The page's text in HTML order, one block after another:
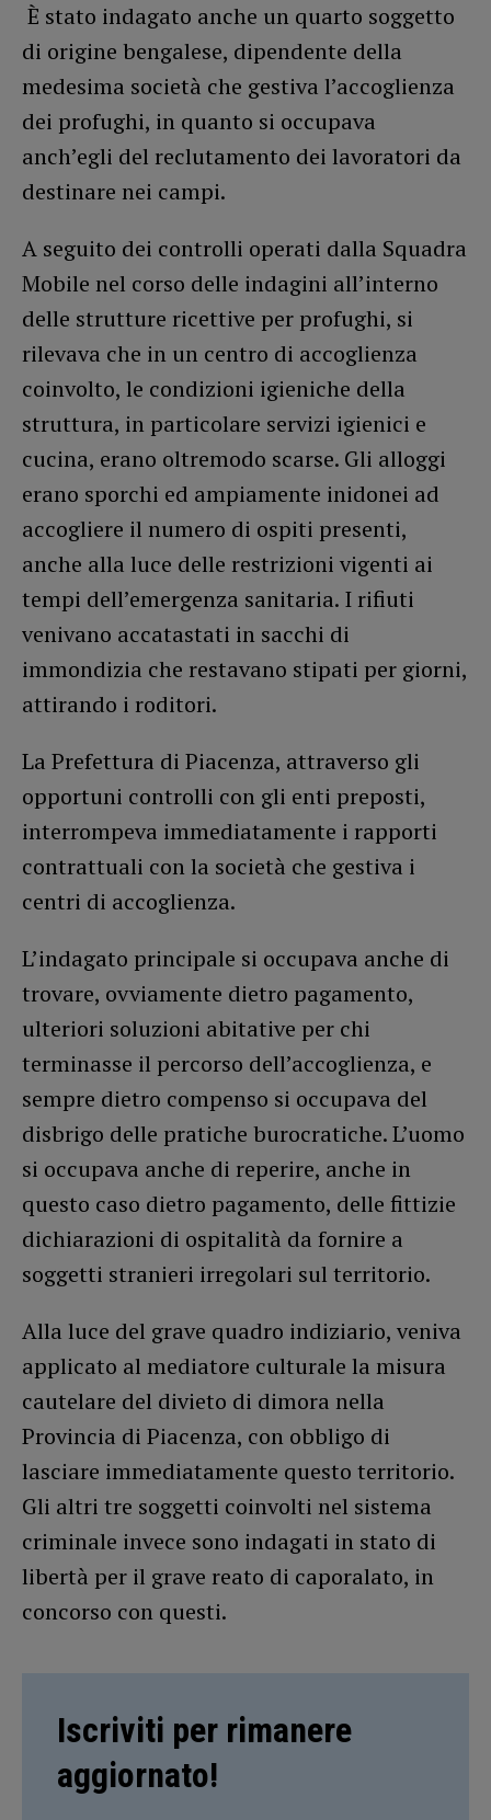
È stato indagato anche un quarto soggetto
di origine bengalese, dipendente della
medesima società che gestiva l’accoglienza
dei profughi, in quanto si occupava
anch’egli del reclutamento dei lavoratori da
destinare nei campi.
A seguito dei controlli operati dalla Squadra
Mobile nel corso delle indagini all’interno
delle strutture ricettive per profughi, si
rilevava che in un centro di accoglienza
coinvolto, le condizioni igieniche della
struttura, in particolare servizi igienici e
cucina, erano oltremodo scarse. Gli alloggi
erano sporchi ed ampiamente inidonei ad
accogliere il numero di ospiti presenti,
anche alla luce delle restrizioni vigenti ai
tempi dell’emergenza sanitaria. I rifiuti
venivano accatastati in sacchi di
immondizia che restavano stipati per giorni,
attirando i roditori.
La Prefettura di Piacenza, attraverso gli
opportuni controlli con gli enti preposti,
interrompeva immediatamente i rapporti
contrattuali con la società che gestiva i
centri di accoglienza.
L’indagato principale si occupava anche di
trovare, ovviamente dietro pagamento,
ulteriori soluzioni abitative per chi
terminasse il percorso dell’accoglienza, e
sempre dietro compenso si occupava del
disbrigo delle pratiche burocratiche. L’uomo
si occupava anche di reperire, anche in
questo caso dietro pagamento, delle fittizie
dichiarazioni di ospitalità da fornire a
soggetti stranieri irregolari sul territorio.
Alla luce del grave quadro indiziario, veniva
applicato al mediatore culturale la misura
cautelare del divieto di dimora nella
Provincia di Piacenza, con obbligo di
lasciare immediatamente questo territorio.
Gli altri tre soggetti coinvolti nel sistema
criminale invece sono indagati in stato di
libertà per il grave reato di caporalato, in
concorso con questi.
Iscriviti per rimanere
aggiornato!